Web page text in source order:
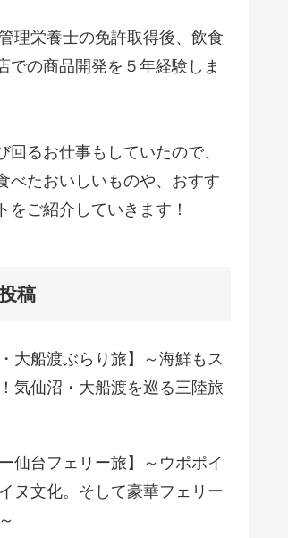
理栄養士の免許取得後、飲食
での商品開発を５年経験しま
回るお仕事もしていたので、
べたおいしいものや、おすす
をご紹介していきます！
稿
・大船渡ぶらり旅】～海鮮もス
気仙沼・大船渡を巡る三陸旅
ー仙台フェリー旅】～ウポポイ
ヌ文化。そして豪華フェリー